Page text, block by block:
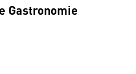
Gastronomie